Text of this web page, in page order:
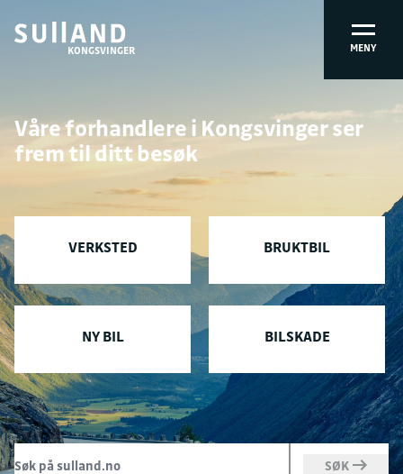
KONGSVINGER MENY
Våre forhandlere i Kongsvinger ser
frem til ditt besøk
VERKSTED BRUKTBIL
NY BIL BILSKADE
SØK